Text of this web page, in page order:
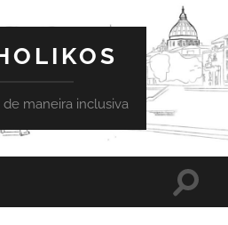
maneira inclusiva
Toggle